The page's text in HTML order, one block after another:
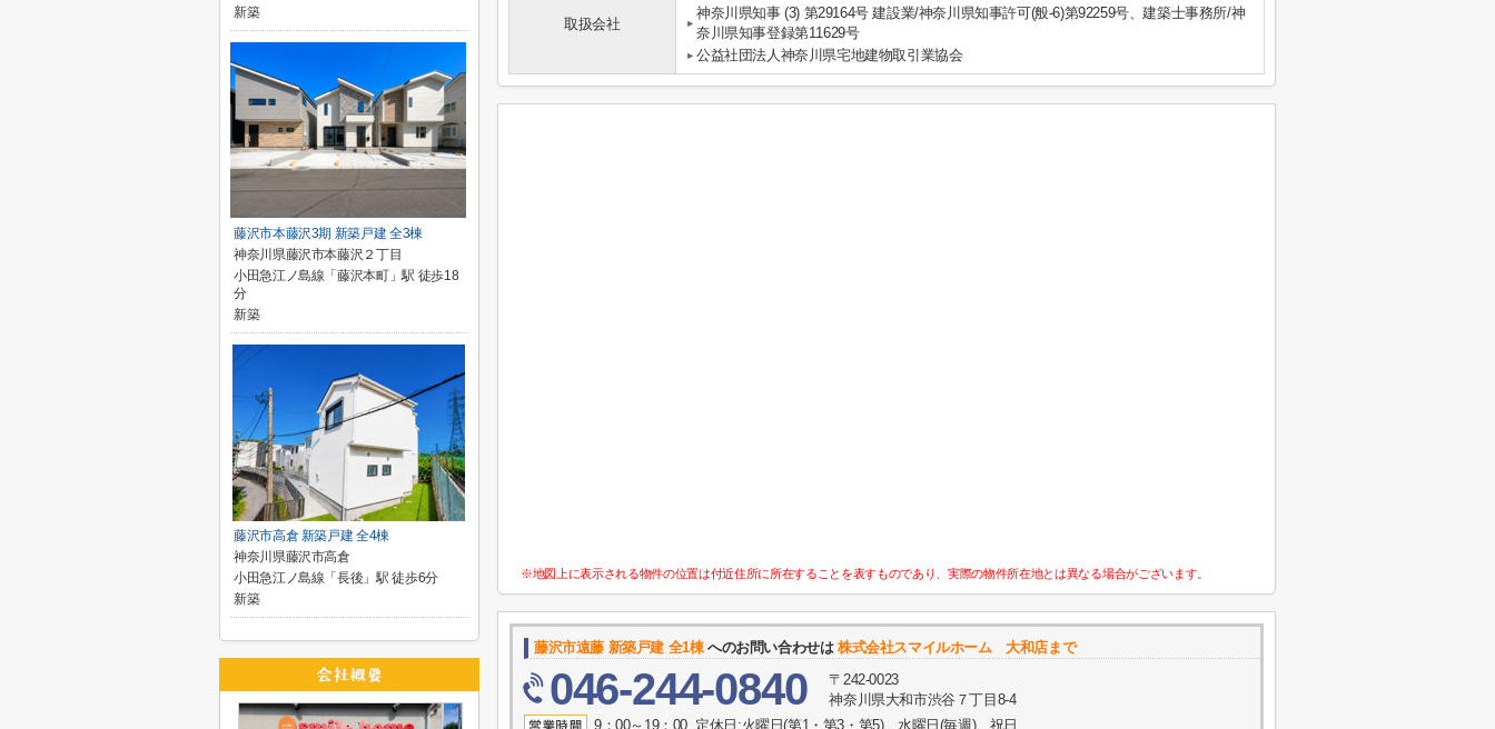
取扱会社
神奈川県知事 (3) 第29164号 建設業/神奈川県知事許可(般-6)第92259号、建築士事務所/神
奈川県知事登録第11629号
公益社団法人神奈川県宅地建物取引業協会
※地図上に表示される物件の位置は付近住所に所在することを表すものであり、実際の物件所在地とは異なる場合がございます。
藤沢市遠藤 新築戸建 全1棟へのお問い合わせは株式会社スマイルホーム 大和店まで
046-244-0840
〒242-0023
神奈川県大和市渋谷７丁目8-4
9：00～19：00 定休日:火曜日(第1・第3・第5)、水曜日(毎週)、祝日
新築
藤沢市本藤沢3期 新築戸建 全3棟
神奈川県藤沢市本藤沢２丁目
小田急江ノ島線「藤沢本町」駅 徒歩18
分
新築
藤沢市高倉 新築戸建 全4棟
神奈川県藤沢市高倉
小田急江ノ島線「長後」駅 徒歩6分
新築